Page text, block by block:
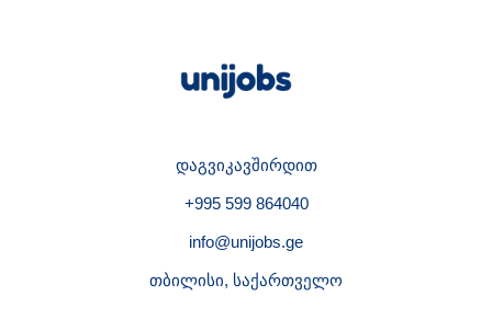
დაგვიკავშირდით
+995 599 864040
info@unijobs.ge
თბილისი, საქართველო